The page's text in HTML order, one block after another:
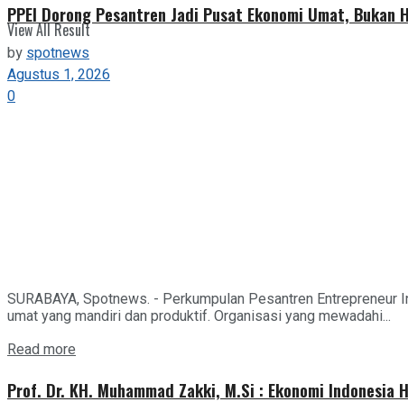
View All Result
PPEI Dorong Pesantren Jadi Pusat Ekonomi Umat, Bukan
byspotnews
Agustus 1, 2026
0
SURABAYA, Spotnews. - Perkumpulan Pesantren
umat yang mandiri dan produktif. Organisasi yang mewadahi...
Read more
Prof. Dr. KH. Muhammad Zakki, M.Si : Ekonomi